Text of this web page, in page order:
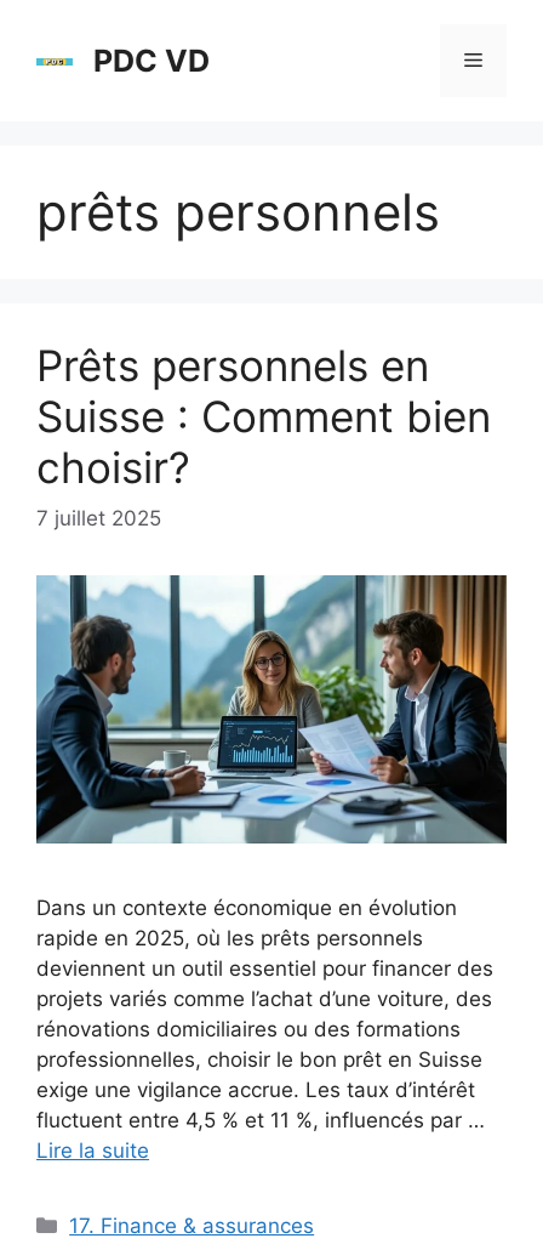
PDC VD Menu
prêts personnels
Prêts personnels en
Suisse : Comment bien
choisir?
7 juillet 2025
Dans un contexte économique en évolution
rapide en 2025, où les prêts personnels
deviennent un outil essentiel pour financer des
projets variés comme l’achat d’une voiture, des
rénovations domiciliaires ou des formations
professionnelles, choisir le bon prêt en Suisse
exige une vigilance accrue. Les taux d’intérêt
fluctuent entre 4,5 % et 11 %, influencés par …
Lire la suite
Catégories
17. Finance & assurances